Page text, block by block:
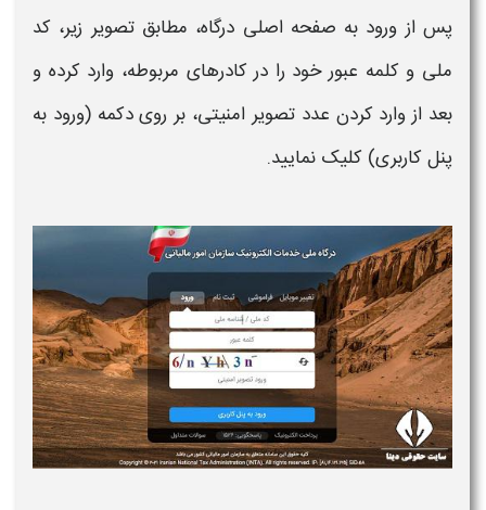
پس از ورود به صفحه اصلی درگاه، مطابق تصویر زیر، کد
ملی و کلمه عبور خود را در کادرهای مربوطه، وارد کرده و
بعد از وارد کردن عدد تصویر امنیتی، بر روی دکمه (ورود به
پنل کاربری) کلیک نمایید.